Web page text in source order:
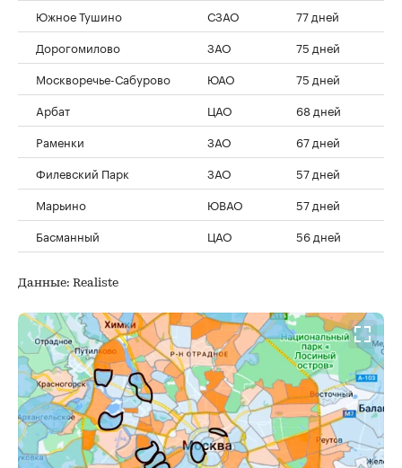
Южное Тушино СЗАО
77 дней
Дорогомилово
ЗАО
75 дней
Москворечье-Сабурово
ЮАО
75 дней
Арбат
ЦАО
68 дней
Раменки
ЗАО
67 дней
Филевский Парк
ЗАО
57 дней
Марьино
ЮВАО
57 дней
Басманный
ЦАО 56 дней
Данные: Realiste